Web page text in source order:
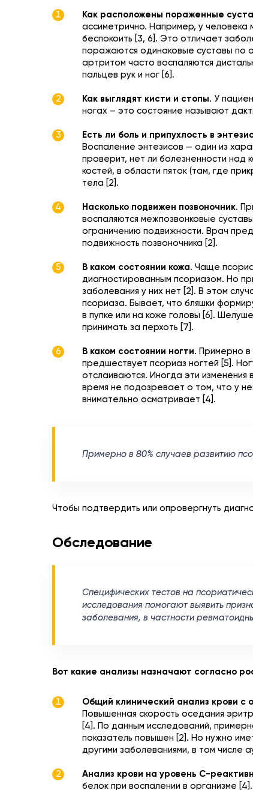
Как расположены пораженные
ассиметрично. Например, у
беспокоить [3, 6]. Это отличает
поражаются одинаковые суставы по
артритом часто воспаляются
пальцев рук и ног [6].
Как выглядят кисти и стопы. У
ногах ­– это состояние называют
Есть ли боль и припухлость в
Воспаление энтезисов — один из
проверит, нет ли болезненности над
костей, в области пяток (там, где
тела [2].
Насколько подвижен позвоночник.
воспаляются межпозвонковые
ограничению подвижности. Врач
подвижность позвоночника [2].
В каком состоянии кожа. Чаще
диагностированным псориазом. Но
заболевания у них нет [2]. В этом
псориаза. Бывает, что бляшки
в пупке или на коже головы [6].
принимать за перхоть [7].
В каком состоянии ногти. Примерно в
предшествует псориаз ногтей [5].
отслаиваются. Иногда эти изменения
время не подозревает о том, что у
внимательно осматривает [4].
Примерно в 80% случаев развитию
Чтобы подтвердить или опровергнуть
Обследование
Специфических тестов на
исследования помогают выявить
заболевания, в частности
Вот какие анализы назначают согласно
Общий клинический анализ крови с
Повышенная скорость оседания
[4]. По данным исследований,
показатель повышен [2]. Но нужно
другими заболеваниями, в том числе
Анализ крови на уровень С-
белок при воспалении в организме